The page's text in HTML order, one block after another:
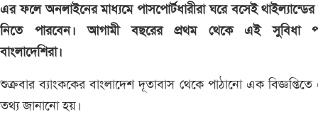
এর ফলে অনলাইনের মাধ্যমে পাসপোর্টধারীরা ঘরে বসেই থাইল্যান্ডের
নিতে পারবেন। আগামী বছরের প্রথম থেকে এই সুবিধা
বাংলাদেশিরা।
শুক্রবার ব্যাংককের বাংলাদেশ দূতাবাস থেকে পাঠানো এক
তথ্য জানানো হয়।